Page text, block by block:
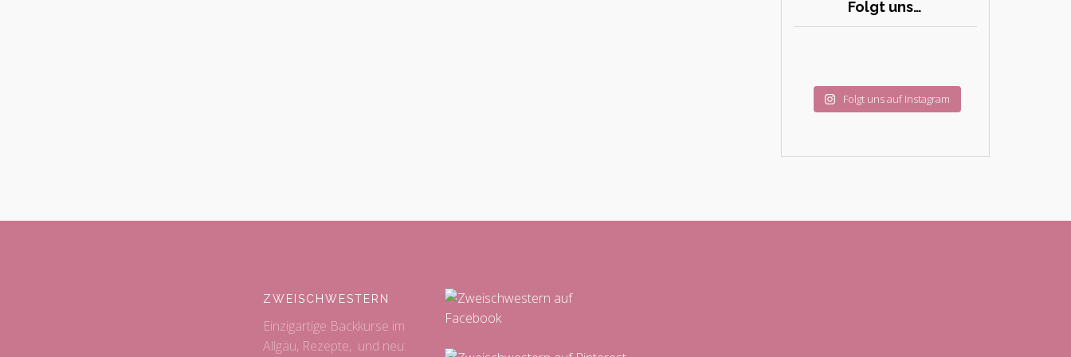
Folgt uns…
Folgt uns auf Instagram
ZWEISCHWESTERN
Einzigartige Backkurse im
Allgäu, Rezepte, und neu: